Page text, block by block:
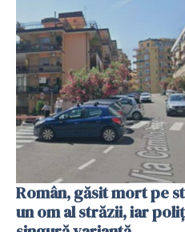
Român, găsit mort pe
un om al străzii, iar